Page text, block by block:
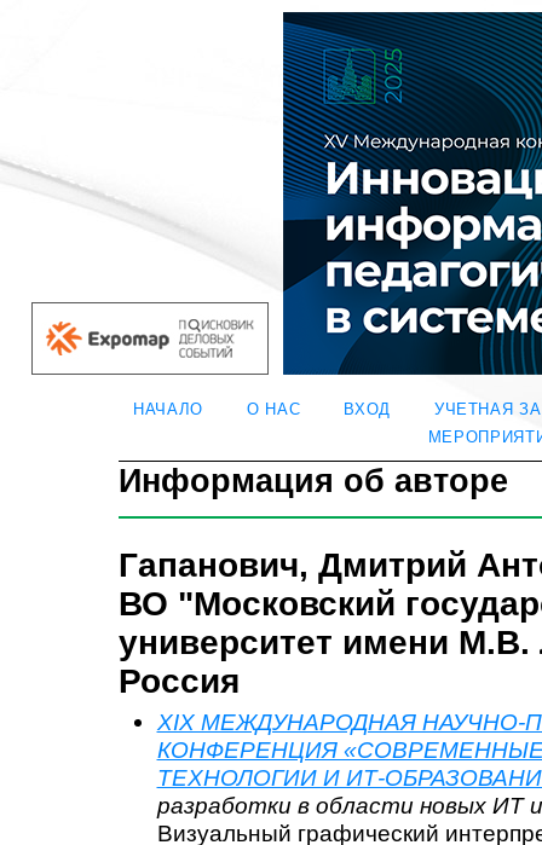
НАЧАЛО О НАС ВХОД
УЧЕТНАЯ
Информация об авторе
Гапанович, Дмитрий
ВО "Московский
университет имени
Россия
XIX МЕЖДУНАРОДНАЯ НАУЧНО-
КОНФЕРЕНЦИЯ
ТЕХНОЛОГИИ И ИТ-
разработки в области новых ИТ
Визуальный графический